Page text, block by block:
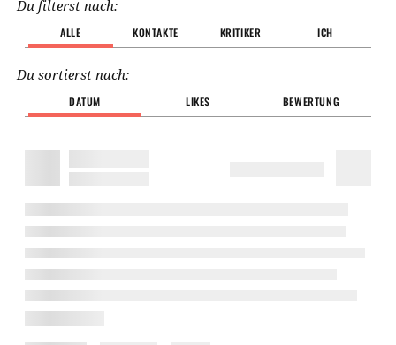
Du filterst nach:
ALLE KONTAKTE KRITIKER ICH
Du sortierst nach:
DATUM LIKES BEWERTUNG